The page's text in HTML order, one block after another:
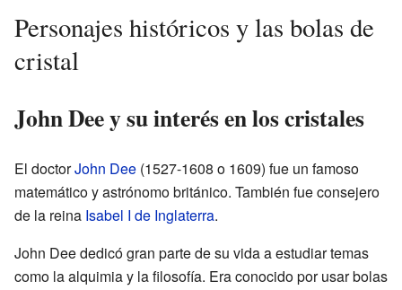
Personajes históricos y las bolas de
cristal
John Dee y su interés en los cristales
El doctorJohn Dee (1527-1608 o 1609) fue un famoso
matemático y astrónomo británico. También fue consejero
de la reina Isabel I de Inglaterra.
John Dee dedicó gran parte de su vida a estudiar temas
como la alquimia y la filosofía. Era conocido por usar bolas